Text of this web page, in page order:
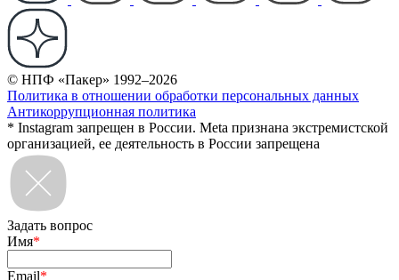
© НПФ «Пакер» 1992–2026
Политика в отношении обработки персональных данных
Антикоррупционная политика
* Instagram запрещен в России. Meta признана экстремистской
организацией, ее деятельность в России запрещена
Задать вопрос
Имя*
Email*